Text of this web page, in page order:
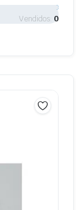
Vendidos: 0